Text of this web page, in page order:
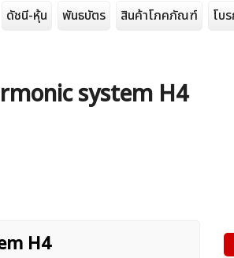
ดัชนี-หุ้น พันธบัตร สินค้าโภคภัณฑ์ โบ
system H4
H4